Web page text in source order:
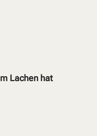
Lachen hat